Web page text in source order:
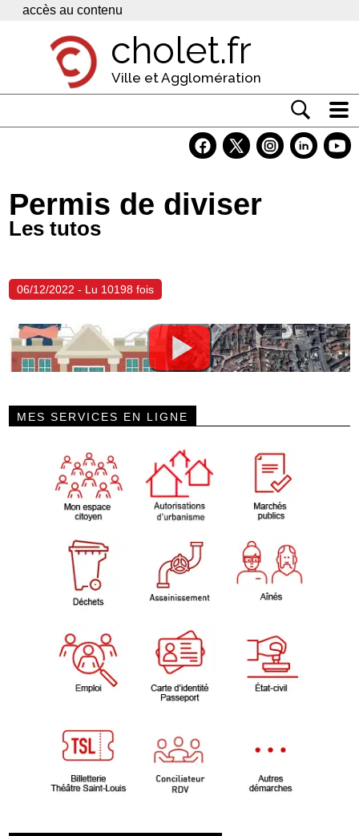
Panneau de gestion des cookies
accès au contenu
cholet.fr
Ville et Agglomération
Economie
Permis de diviser
Les tutos
06/12/2022 - Lu 10198 fois
MES SERVICES EN LIGNE